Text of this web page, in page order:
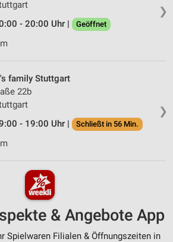
❯
- 20:00 Uhr |
Geöffnet
❯
family Stuttgart
22b
- 19:00 Uhr |
Schließt in 56 Min.
& Angebote App
Spielwaren Filialen & Öffnungszeiten in